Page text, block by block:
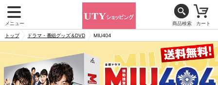
メニュー 商品検索 カート
トップ ドラマ・番組グッズ＆DVD MIU404